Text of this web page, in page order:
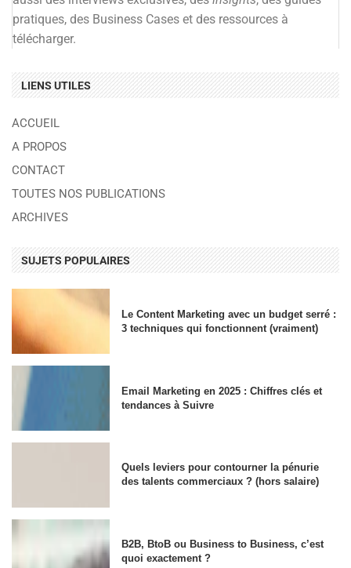
pratiques, des Business Cases et des ressources à
télécharger.
LIENS UTILES
ACCUEIL
A PROPOS
CONTACT
TOUTES NOS PUBLICATIONS
ARCHIVES
SUJETS POPULAIRES
Le Content Marketing avec un budget serré :
3 techniques qui fonctionnent (vraiment)
Email Marketing en 2025 : Chiffres clés et
tendances à Suivre
Quels leviers pour contourner la pénurie
des talents commerciaux ? (hors salaire)
B2B, BtoB ou Business to Business, c’est
quoi exactement ?